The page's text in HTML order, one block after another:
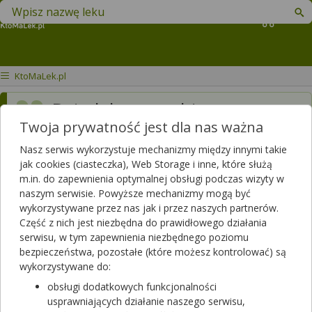
Koszyk
Znajdź lek w swojej okolicy
KtoMaLek.pl
Dziędobry czy chirurg
naczyniowy jest w kamieniu
pomorskim
Dotyczy:Kobieta, 46 lat
Odpowiedzi farmaceutów
Proszę potwierdzić tę informację w źródłach z Internetu.
2023-05-16
Twoja prywatność jest dla nas ważna
Nasz serwis wykorzystuje mechanizmy między innymi takie
jak cookies (ciasteczka), Web Storage i inne, które służą
m.in. do zapewnienia optymalnej obsługi podczas wizyty w
naszym serwisie. Powyższe mechanizmy mogą być
wykorzystywane przez nas jak i przez naszych partnerów.
Część z nich jest niezbędna do prawidłowego działania
serwisu, w tym zapewnienia niezbędnego poziomu
bezpieczeństwa, pozostałe (które możesz kontrolować) są
wykorzystywane do:
obsługi dodatkowych funkcjonalności
usprawniających działanie naszego serwisu,